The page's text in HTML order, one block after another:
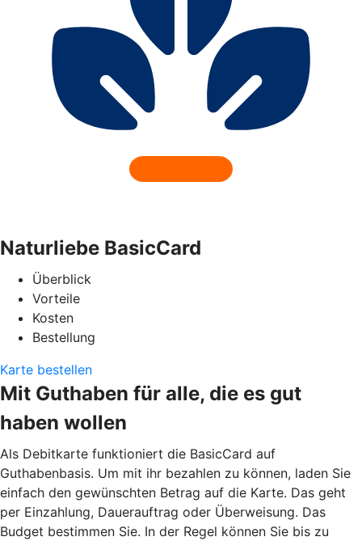
Naturliebe BasicCard
Überblick
Vorteile
Kosten
Bestellung
Karte bestellen
Mit Guthaben für alle, die es gut
haben wollen
Als Debitkarte funktioniert die BasicCard auf
Guthabenbasis. Um mit ihr bezahlen zu können, laden Sie
einfach den gewünschten Betrag auf die Karte. Das geht
per Einzahlung, Dauerauftrag oder Überweisung. Das
Budget bestimmen Sie. In der Regel können Sie bis zu